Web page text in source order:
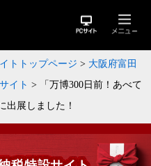
トトップページ > 大阪府富田
イト >
「万博300日前！あべて
出展しました！